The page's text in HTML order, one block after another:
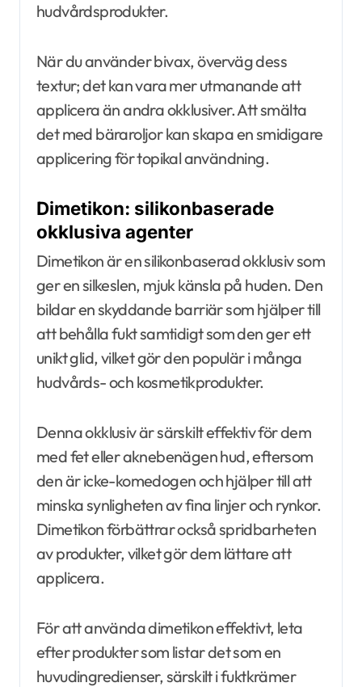
hudvårdsprodukter.
När du använder bivax, överväg dess
textur; det kan vara mer utmanande att
applicera än andra okklusiver. Att smälta
det med bäraroljor kan skapa en smidigare
applicering för topikal användning.
Dimetikon: silikonbaserade
okklusiva agenter
Dimetikon är en silikonbaserad okklusiv som
ger en silkeslen, mjuk känsla på huden. Den
bildar en skyddande barriär som hjälper till
att behålla fukt samtidigt som den ger ett
unikt glid, vilket gör den populär i många
hudvårds- och kosmetikprodukter.
Denna okklusiv är särskilt effektiv för dem
med fet eller aknebenägen hud, eftersom
den är icke-komedogen och hjälper till att
minska synligheten av fina linjer och rynkor.
Dimetikon förbättrar också spridbarheten
av produkter, vilket gör dem lättare att
applicera.
För att använda dimetikon effektivt, leta
efter produkter som listar det som en
huvudingredienser, särskilt i fuktkrämer